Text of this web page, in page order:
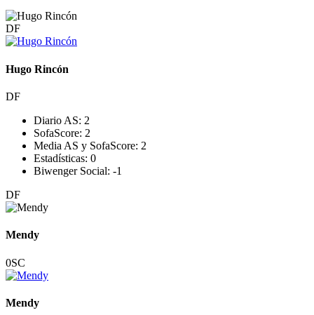
DF
Hugo Rincón
DF
Diario AS: 2
SofaScore: 2
Media AS y SofaScore: 2
Estadísticas: 0
Biwenger Social: -1
DF
Mendy
0SC
Mendy